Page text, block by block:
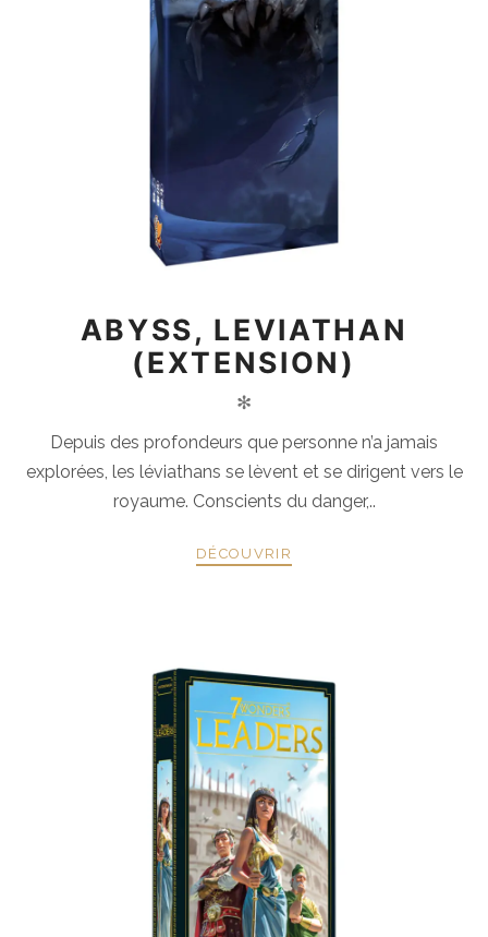
ABYSS, LEVIATHAN
(EXTENSION)
✻
Depuis des profondeurs que personne n’a jamais
explorées, les léviathans se lèvent et se dirigent vers le
royaume. Conscients du danger,..
DÉCOUVRIR